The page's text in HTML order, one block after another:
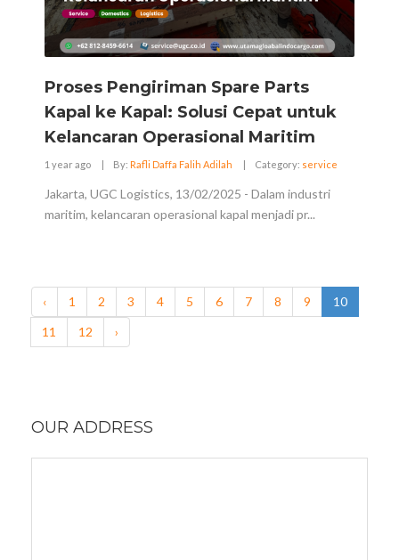
Proses Pengiriman Spare Parts
Kapal ke Kapal: Solusi Cepat untuk
Kelancaran Operasional Maritim
1 year ago | By: Rafli Daffa Falih Adilah | Category: service
Jakarta, UGC Logistics, 13/02/2025 - Dalam industri
maritim, kelancaran operasional kapal menjadi pr...
‹ 1 2 3 4 5 6 7 8 9
10
11
12 ›
OUR ADDRESS